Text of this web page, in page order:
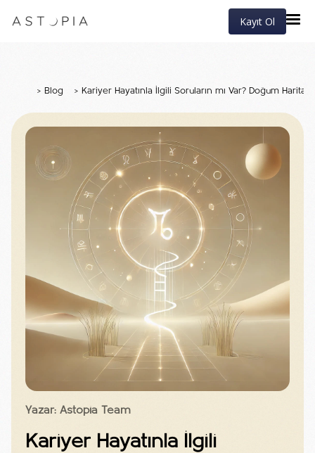
Kayıt Ol
> Blog > Kariyer Hayatınla İlgili Soruların mı Var? Doğum
Yazar: Astopia Team
Kariyer Hayatınla İlgili